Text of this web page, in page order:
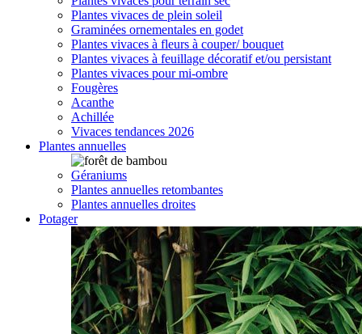
Plantes vivaces de plein soleil
Graminées ornementales en godet
Plantes vivaces à fleurs à couper/ bouquet
Plantes vivaces à feuillage décoratif et/ou persistant
Plantes vivaces pour mi-ombre
Fougères
Acanthe
Achillée
Vivaces tendances 2026
Plantes annuelles
Géraniums
Plantes annuelles retombantes
Plantes annuelles droites
Potager